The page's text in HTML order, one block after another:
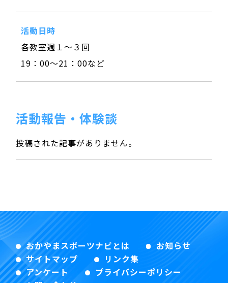
活動日時
各教室週１～３回
19：00～21：00など
活動報告・体験談
投稿された記事がありません。
おかやまスポーツナビとは
お知らせ
サイトマップ
リンク集
アンケート
プライバシーポリシー